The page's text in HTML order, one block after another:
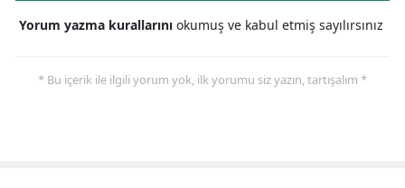
Yorum yazma kurallarını okumuş ve kabul etmiş sayılırsınız
* Bu içerik ile ilgili yorum yok, ilk yorumu siz yazın, tartışalım *